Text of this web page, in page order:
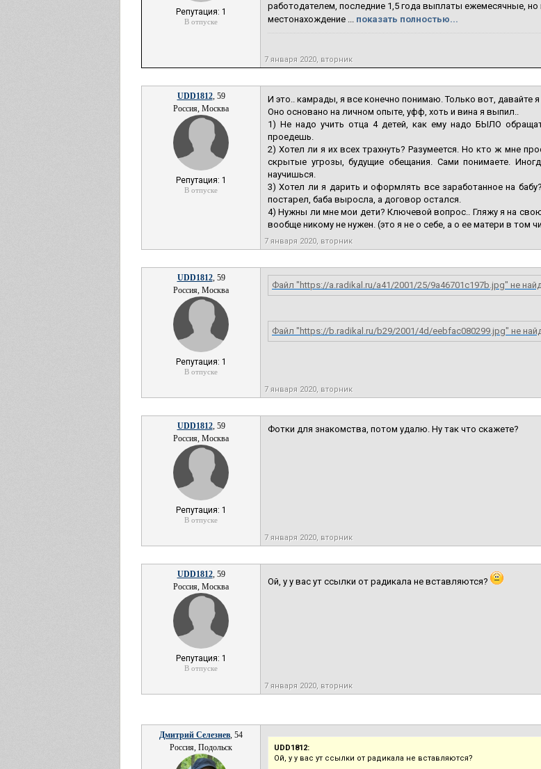
Репутация: 1
В отпуске
работодателем, последние 1,5 года выплаты ежемесячные,
местонахождение ... показать полностью...
7 января 2020, вторник
UDD1812, 59
Россия, Москва
Репутация: 1
В отпуске
И это.. камрады, я все конечно понимаю. Только вот, давайте
Оно основано на личном опыте, уфф, хоть и вина я выпил..
1) Не надо учить отца 4 детей, как ему надо БЫЛО
проедешь.
2) Хотел ли я их всех трахнуть? Разумеется. Но кто ж мне
скрытые угрозы, будущие обещания. Сами понимаете.
научишься.
3) Хотел ли я дарить и оформлять все заработанное на
постарел, баба выросла, а договор остался.
4) Нужны ли мне мои дети? Ключевой вопрос.. Гляжу я на
вообще никому не нужен. (это я не о себе, а о ее матери в том
7 января 2020, вторник
UDD1812, 59
Россия, Москва
Репутация: 1
В отпуске
Файл "https://a.radikal.ru/a41/2001/25/9a46701c197b.jpg" не
Файл "https://b.radikal.ru/b29/2001/4d/eebfac080299.jpg" не
7 января 2020, вторник
UDD1812, 59
Россия, Москва
Репутация: 1
В отпуске
Фотки для знакомства, потом удалю. Ну так что скажете?
7 января 2020, вторник
UDD1812, 59
Россия, Москва
Репутация: 1
В отпуске
Ой, у у вас ут ссылки от радикала не вставляются?
7 января 2020, вторник
Дмитрий Селезнев, 54
Россия, Подольск
UDD1812:
Ой, у у вас ут ссылки от радикала не вставляются?